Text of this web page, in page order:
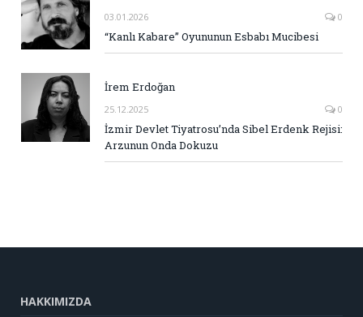
03.01.2026 0
“Kanlı Kabare” Oyununun Esbabı Mucibesi
İrem Erdoğan
25.12.2025 0
İzmir Devlet Tiyatrosu’nda Sibel Erdenk Rejisi:
Arzunun Onda Dokuzu
HAKKIMIZDA